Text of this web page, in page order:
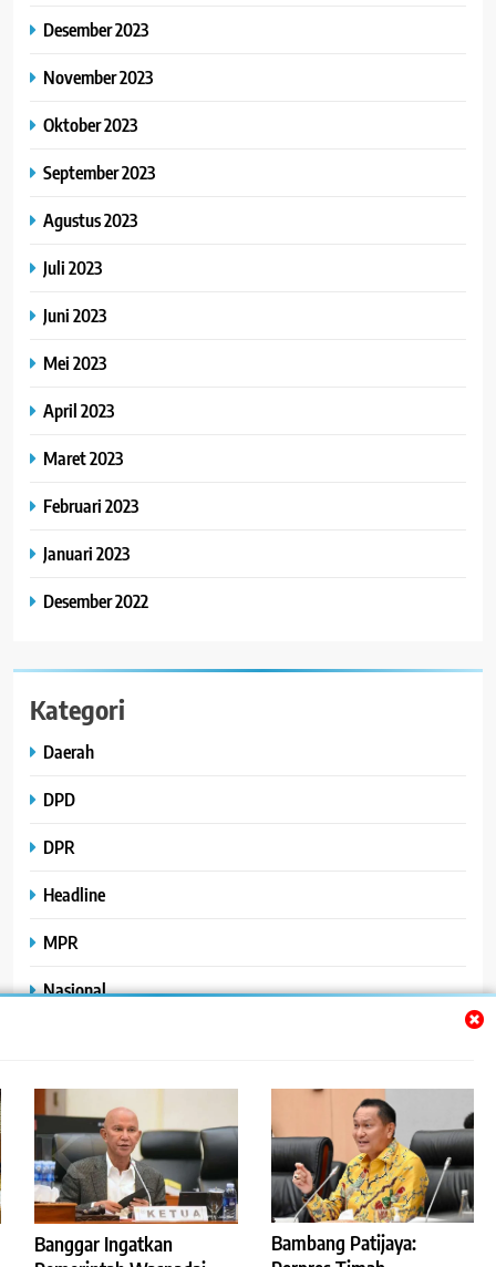
Banggar Ingatkan
Bambang Patijaya:
Desember 2023
November 2023
Oktober 2023
September 2023
Agustus 2023
Juli 2023
Juni 2023
Mei 2023
April 2023
Maret 2023
Februari 2023
Januari 2023
Desember 2022
Kategori
Daerah
DPD
DPR
Headline
MPR
Nasional
Polhukam
Uncategorized
©2023 ReportaseBisnis.